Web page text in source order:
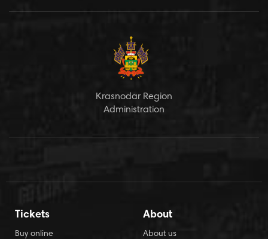
Krasnodar Region
Administration
Tickets
Buy online
About
About us